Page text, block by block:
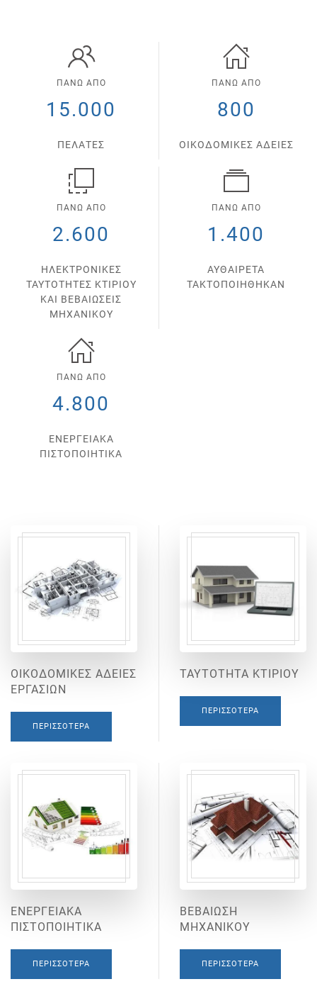
ΠΑΝΩ ΑΠΟ
15.000
ΠΕΛΑΤΕΣ
ΠΑΝΩ ΑΠΟ
800
ΟΙΚΟΔΟΜΙΚΕΣ ΑΔΕΙΕΣ
ΠΑΝΩ ΑΠΟ
2.600
ΗΛΕΚΤΡΟΝΙΚΕΣ
ΤΑΥΤΟΤΗΤΕΣ ΚΤΙΡΙΟΥ
ΚΑΙ ΒΕΒΑΙΩΣΕΙΣ
ΜΗΧΑΝΙΚΟΥ
ΠΑΝΩ ΑΠΟ
1.400
ΑΥΘΑΙΡΕΤΑ
ΤΑΚΤΟΠΟΙΗΘΗΚΑΝ
ΠΑΝΩ ΑΠΟ
4.800
ΕΝΕΡΓΕΙΑΚΑ
ΠΙΣΤΟΠΟΙΗΤΙΚΑ
ΟΙΚΟΔΟΜΙΚΕΣ ΑΔΕΙΕΣ
ΕΡΓΑΣΙΩΝ
ΠΕΡΙΣΣΌΤΕΡΑ
ΤΑΥΤΟΤΗΤΑ ΚΤΙΡΙΟΥ
ΠΕΡΙΣΣΌΤΕΡΑ
ΕΝΕΡΓΕΙΑΚΑ
ΠΙΣΤΟΠΟΙΗΤΙΚΑ
ΠΕΡΙΣΣΌΤΕΡΑ
ΒΕΒΑΙΩΣΗ
ΜΗΧΑΝΙΚΟΥ
ΠΕΡΙΣΣΌΤΕΡΑ